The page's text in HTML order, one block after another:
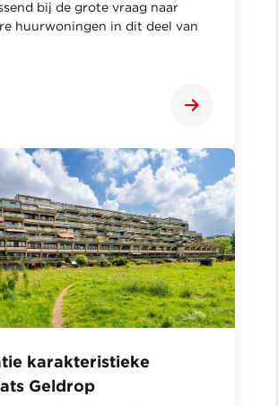
bij de grote vraag naar
huurwoningen in dit deel van
karakteristieke
Geldrop